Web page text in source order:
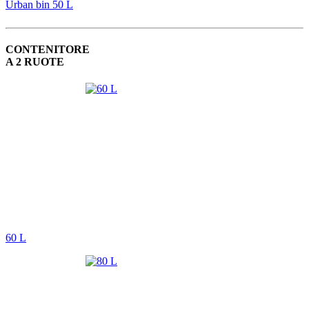
Urban bin 50 L
CONTENITORE
A 2 RUOTE
60 L